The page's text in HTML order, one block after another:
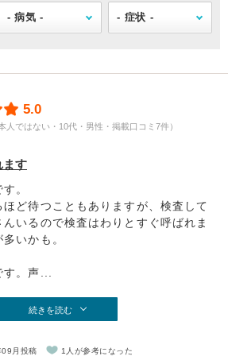
5.0
人ではない・10代・男性・掲載口コミ7件）
ます
。
ど待つこともありますが、検査して
いるので検査はわりとすぐ呼ばれま
いかも。
。声...
続きを読む
月投稿 1人が参考になった